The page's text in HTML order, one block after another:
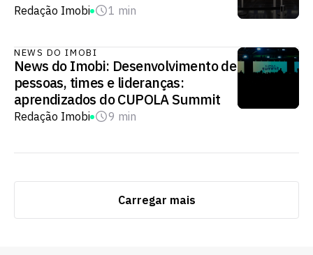
Redação Imobi 1 min
NEWS DO IMOBI
News do Imobi: Desenvolvimento de
pessoas, times e lideranças:
aprendizados do CUPOLA Summit
Redação Imobi 9 min
Carregar mais